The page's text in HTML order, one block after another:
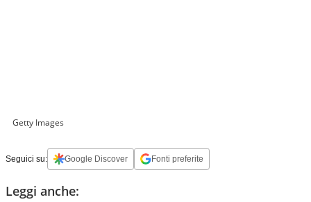
Getty Images
Seguici su: Google Discover Fonti preferite
Leggi anche: